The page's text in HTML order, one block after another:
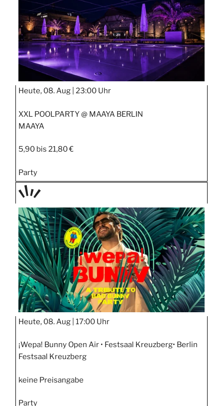
Heute, 08. Aug | 23:00 Uhr
XXL POOLPARTY @ MAAYA BERLIN
MAAYA
5,90 bis 21,80 €
Party
TAGE
STIPP
Heute, 08. Aug | 17:00 Uhr
¡Wepa! Bunny Open Air • Festsaal Kreuzberg• Berlin
Festsaal Kreuzberg
keine Preisangabe
Party